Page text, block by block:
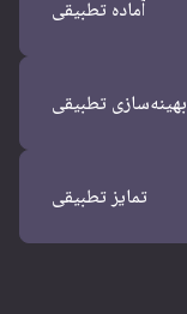
آماده تطبیقی
بهینه‌سازی تطبیقی
تمایز تطبیقی